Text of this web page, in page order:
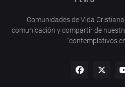
Comunidades de Vida
comunicación y compartir de
"contemplativos